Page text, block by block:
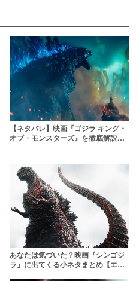
【ネタバレ】映画『ゴジラ キング・
オブ・モンスターズ』を徹底解説！
あなたは気づいた？映画『シンゴジ
ラ』に出てくる小ネタまとめ【エヴ